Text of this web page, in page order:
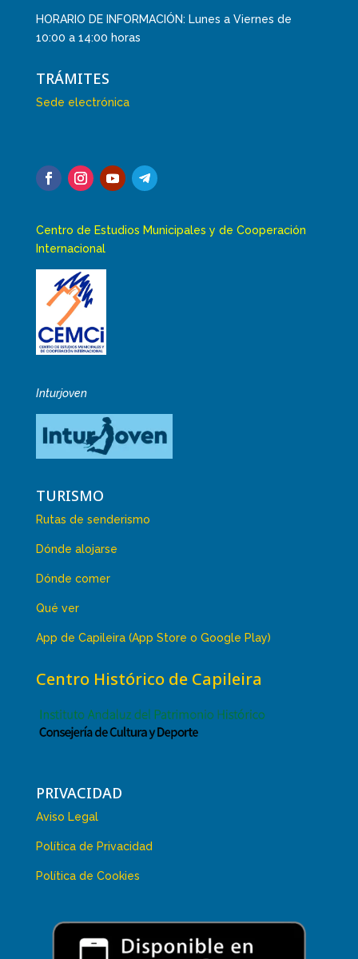
HORARIO DE INFORMACIÓN: Lunes a Viernes de
10:00 a 14:00 horas
TRÁMITES
Sede electrónica
Centro de Estudios Municipales y de Cooperación
Internacional
Inturjoven
TURISMO
Rutas de senderismo
Dónde alojarse
Dónde comer
Qué ver
App de Capileira (App Store o Google Play)
Centro Histórico de Capileira
PRIVACIDAD
Aviso Legal
Política de Privacidad
Política de Cookies